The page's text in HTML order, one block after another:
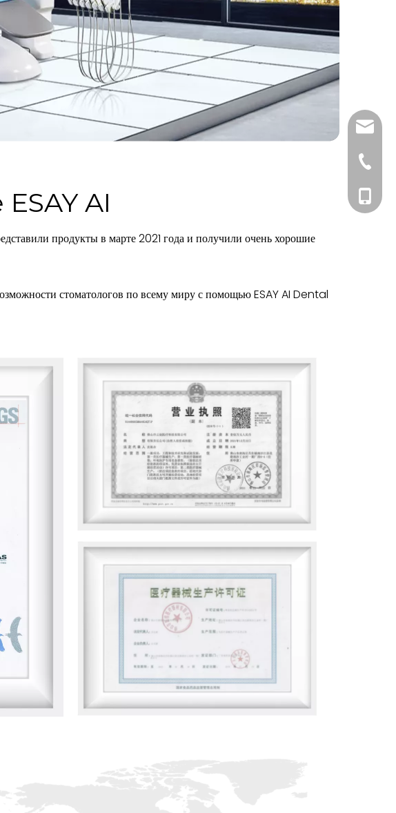
AI
продукты в марте 2021 года и получили очень хорошие
стоматологов по всему миру с помощью ESAY AI Dental
+86-
+86-